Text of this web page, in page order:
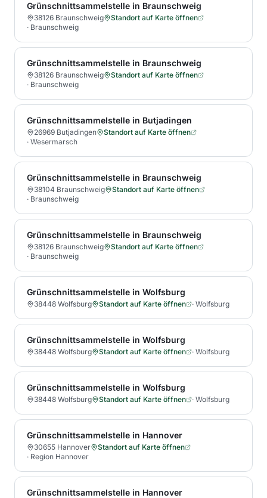
Grünschnittsammelstelle in Braunschweig
38126 Braunschweig
Standort auf Karte öffnen
· Braunschweig
Grünschnittsammelstelle in Braunschweig
38126 Braunschweig
Standort auf Karte öffnen
· Braunschweig
Grünschnittsammelstelle in Butjadingen
26969 Butjadingen
Standort auf Karte öffnen
· Wesermarsch
Grünschnittsammelstelle in Braunschweig
38104 Braunschweig
Standort auf Karte öffnen
· Braunschweig
Grünschnittsammelstelle in Braunschweig
38126 Braunschweig
Standort auf Karte öffnen
· Braunschweig
Grünschnittsammelstelle in Wolfsburg
38448 Wolfsburg Standort auf Karte öffnen · Wolfsburg
Grünschnittsammelstelle in Wolfsburg
38448 Wolfsburg Standort auf Karte öffnen · Wolfsburg
Grünschnittsammelstelle in Wolfsburg
38448 Wolfsburg Standort auf Karte öffnen · Wolfsburg
Grünschnittsammelstelle in Hannover
30655 Hannover
Standort auf Karte öffnen
· Region Hannover
Grünschnittsammelstelle in Hannover